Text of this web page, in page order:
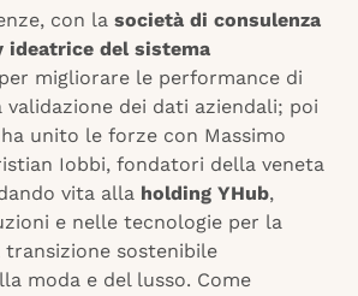
con la società di consulenza
ideatrice del sistema
per migliorare le performance di
dei dati aziendali; poi
ha unito le forze con Massimo
Iobbi, fondatori della veneta
vita alla holding YHub,
e nelle tecnologie per la
sostenibile
moda e del lusso. Come